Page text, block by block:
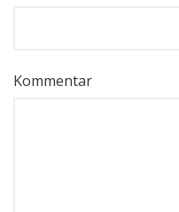
Kommentar